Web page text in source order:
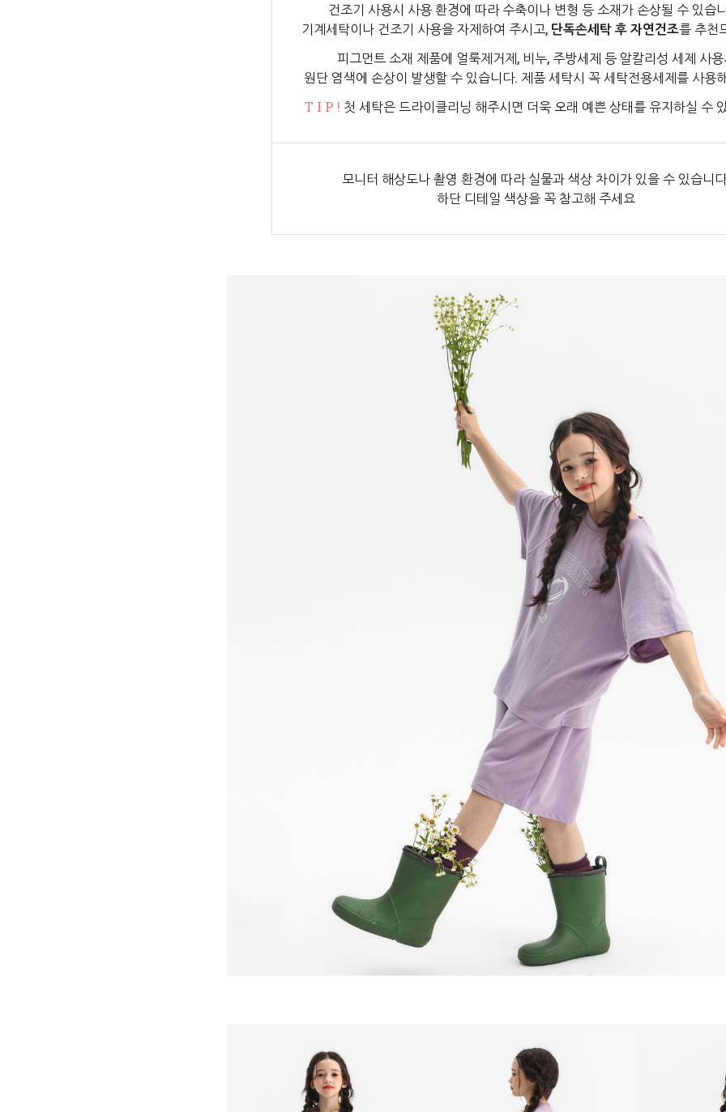
건조기 사용시 사용 환경에 따라 수축이나 변형 등 소재가 손상될 수 있습
기계세탁이나 건조기 사용을 자제하여 주시고, 단독손세탁 후 자연건조를 추천
피그먼트 소재 제품에 얼룩제거제, 비누, 주방세제 등 알칼리성 세제 사용
원단 염색에 손상이 발생할 수 있습니다. 제품 세탁시 꼭 세탁전용세제를 사용
T I P ! 첫 세탁은 드라이클리닝 해주시면 더욱 오래 예쁜 상태를 유지하실 수
모니터 해상도나 촬영 환경에 따라 실물과 색상 차이가 있을 수 있습니
하단 디테일 색상을 꼭 참고해 주세요